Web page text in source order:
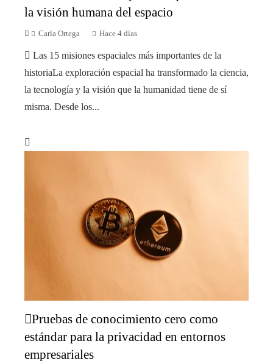
la visión humana del espacio
Carla Ortega Hace 4 días
Las 15 misiones espaciales más importantes de la
historiaLa exploración espacial ha transformado la ciencia,
la tecnología y la visión que la humanidad tiene de sí
misma. Desde los...
Pruebas de conocimiento cero como
estándar para la privacidad en entornos
empresariales